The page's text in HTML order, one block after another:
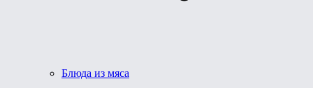
Блюда из мяса